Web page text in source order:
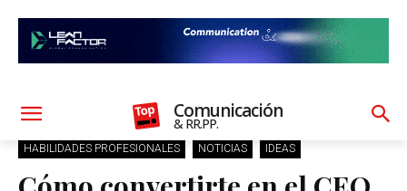
Comunicación
& RR.PP.
HABILIDADES PROFESIONALES NOTICIAS IDEAS